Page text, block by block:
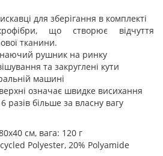
для зберігання в комплекті
що створює відчуття
тканини.
рушник на ринку
та закруглені кути
машині
означає швидке висихання
разів більше за власну вагу
см, вага: 120 г
Polyester, 20% Polyamide